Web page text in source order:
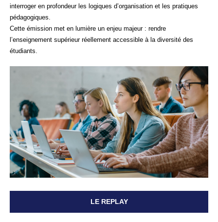
interroger en profondeur les logiques d’organisation et les pratiques
pédagogiques.
Cette émission met en lumière un enjeu majeur : rendre
l’enseignement supérieur réellement accessible à la diversité des
étudiants.
LE REPLAY